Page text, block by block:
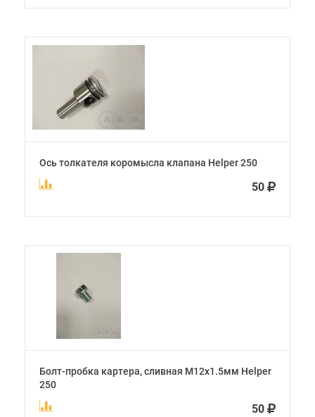
Ось толкателя коромысла клапана Helper 250
50
Болт-пробка картера, сливная М12х1.5мм Helper
250
50